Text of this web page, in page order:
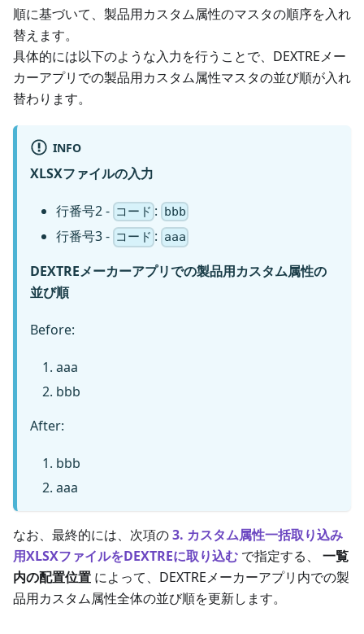
順に基づいて、製品用カスタム属性のマスタの順序を入れ
替えます。
具体的には以下のような入力を行うことで、DEXTREメー
カーアプリでの製品用カスタム属性マスタの並び順が入れ
替わります。
INFO
XLSXファイルの入力
行番号2 - コード : bbb
行番号3 - コード : aaa
DEXTREメーカーアプリでの製品用カスタム属性の
並び順
Before:
aaa
bbb
After:
bbb
aaa
なお、最終的には、次項の3. カスタム属性一括取り込み
用XLSXファイルをDEXTREに取り込む で指定する、 一覧
内の配置位置 によって、DEXTREメーカーアプリ内での製
品用カスタム属性全体の並び順を更新します。